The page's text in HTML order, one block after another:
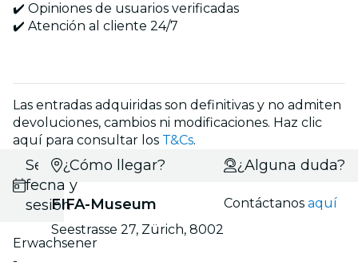
✔️ Opiniones de usuarios verificadas
✔️ Atención al cliente 24/7
Las entradas adquiridas son definitivas y no admiten
devoluciones, cambios ni modificaciones. Haz clic
aquí para consultar los T&Cs.
Selecciona
fecha y
sesión
Erwachsener
-
¿Cómo llegar?
FIFA-Museum
Seestrasse 27, Zürich, 8002
¿Alguna duda?
Contáctanosaquí